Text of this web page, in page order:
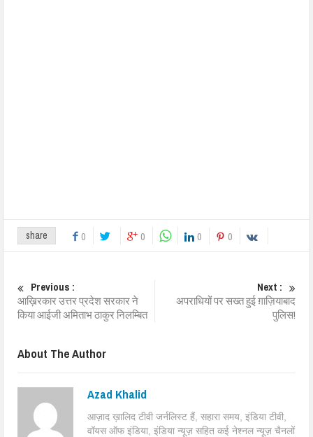
share 0 0 0 0
Previous :
आख़िरकार उत्तर प्रदेश सरकार ने
किया आईजी अमिताभ ठाकुर निलम्बित
Next :
अपराधियों पर सख्त हुई ग़ाज़ियाबाद
पुलिस!
About The Author
Azad Khalid
आज़ाद ख़ालिद टीवी जर्नलिस्ट हैं, सहारा समय, इंडिया टीवी,
वॉयस ऑफ इंडिया, इंडिया न्यूज़ सहित कई नेश्नल न्यूज़ चैनलों